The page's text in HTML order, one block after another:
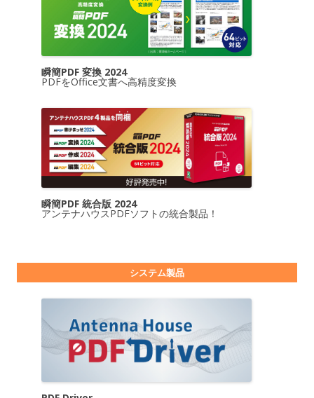
瞬簡PDF 変換 2024
PDFをOffice文書へ高精度変換
瞬簡PDF 統合版 2024
アンテナハウスPDFソフトの統合製品！
システム製品